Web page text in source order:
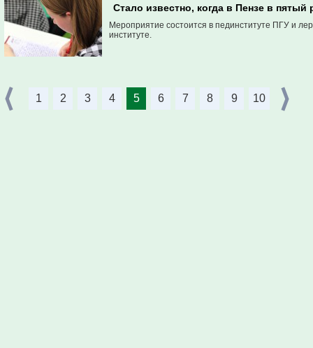
Стало известно, когда в Пензе в
Мероприятие состоится в пединституте ПГУ и
институте.
1 2 3 4 5 6 7 8 9 10